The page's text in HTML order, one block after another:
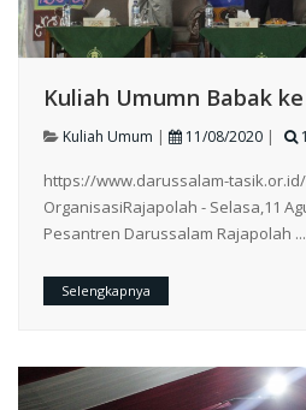
Kuliah Umumn Babak
Kuliah Umum | 11/08/2020 |
https://www.darussalam-
OrganisasiRajapolah - Selasa,11
Pesantren Darussalam Rajapolah ...
Selengkapnya